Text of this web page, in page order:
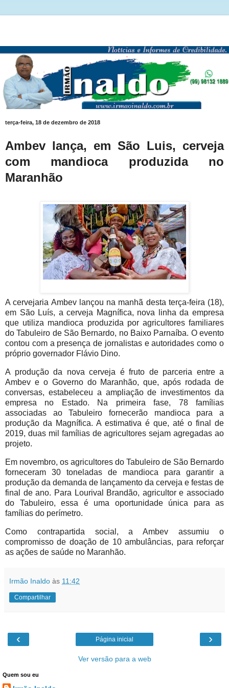
terça-feira, 18 de dezembro de 2018
Ambev lança, em São Luis, cerveja
com mandioca produzida no
Maranhão
A cervejaria Ambev lançou na manhã desta terça-feira (18),
em São Luís, a cerveja Magnífica, nova linha da empresa
que utiliza mandioca produzida por agricultores familiares
do Tabuleiro de São Bernardo, no Baixo Parnaíba. O evento
contou com a presença de jornalistas e autoridades como o
próprio governador Flávio Dino.
A produção da nova cerveja é fruto de parceria entre a
Ambev e o Governo do Maranhão, que, após rodada de
conversas, estabeleceu a ampliação de investimentos da
empresa no Estado. Na primeira fase, 78 famílias
associadas ao Tabuleiro fornecerão mandioca para a
produção da Magnífica. A estimativa é que, até o final de
2019, duas mil famílias de agricultores sejam agregadas ao
projeto.
Em novembro, os agricultores do Tabuleiro de São Bernardo
forneceram 30 toneladas de mandioca para garantir a
produção da demanda de lançamento da cerveja e festas de
final de ano. Para Lourival Brandão, agricultor e associado
do Tabuleiro, essa é uma oportunidade única para as
famílias do perímetro.
Como contrapartida social, a Ambev assumiu o
compromisso de doação de 10 ambulâncias, para reforçar
as ações de saúde no Maranhão.
Irmão Inaldo às 11:42
Compartilhar
‹ ›
Página inicial
Ver versão para a web
Quem sou eu